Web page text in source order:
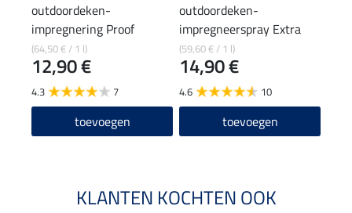
outdoordeken-
impregnering Proof
Conditioner Extra
(64,50 € / 1 l)
12,90 €
4.3 7
toevoegen
outdoordeken-
impregneerspray Extra
(59,60 € / 1 l)
14,90 €
4.6 10
toevoegen
KLANTEN KOCHTEN OOK